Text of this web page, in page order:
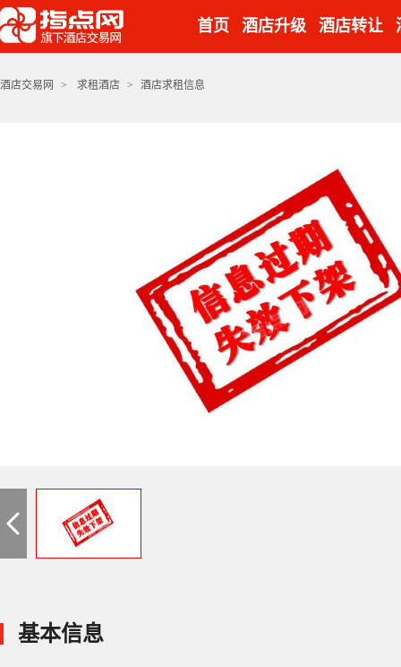
首页 酒店升级 酒店转让
酒店交易网 > 求租酒店 > 酒店求租信息
基本信息